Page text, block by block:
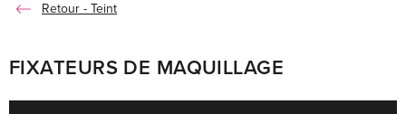
Teint
FIXATEURS DE MAQUILLAGE